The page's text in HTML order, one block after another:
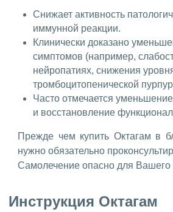
Снижает активность
иммунной реакции.
Клинически доказано
симптомов (например,
нейропатиях, снижения
тромбоцитопенической
Часто отмечается
и восстановление
Прежде чем купить Октагам в
нужно обязательно
Самолечение опасно для Вашего
Инструкция Октагам